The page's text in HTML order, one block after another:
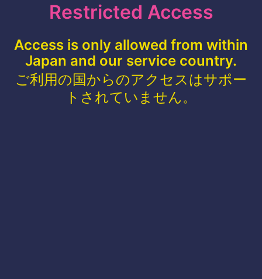
Restricted Access
Access is only allowed from within
Japan and our service country.
ご利用の国からのアクセスはサポー
トされていません。